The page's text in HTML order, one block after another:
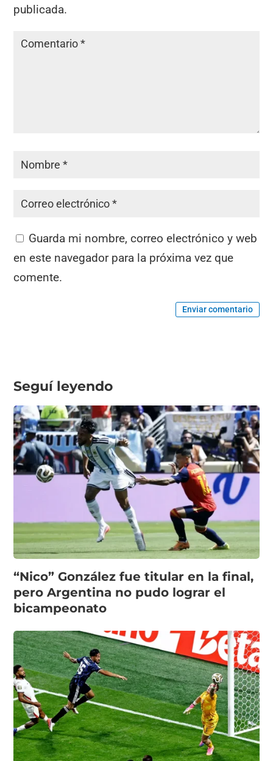
publicada.
Guarda mi nombre, correo electrónico y web
en este navegador para la próxima vez que
comente.
Enviar comentario
Seguí leyendo
“Nico” González fue titular en la final,
pero Argentina no pudo lograr el
bicampeonato